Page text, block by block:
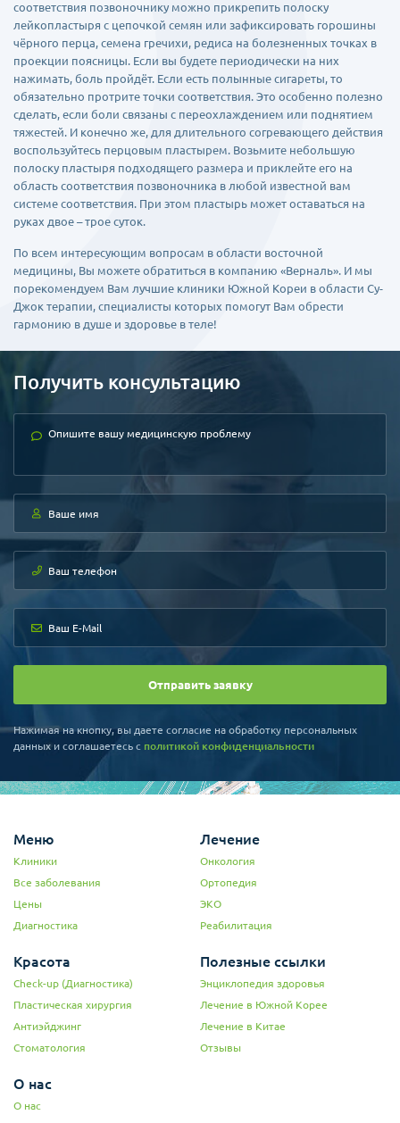
соответствия позвоночнику можно прикрепить полоску
лейкопластыря с цепочкой семян или зафиксировать горошины
чёрного перца, семена гречихи, редиса на болезненных точках в
проекции поясницы. Если вы будете периодически на них
нажимать, боль пройдёт. Если есть полынные сигареты, то
обязательно протрите точки соответствия. Это особенно полезно
сделать, если боли связаны с переохлаждением или поднятием
тяжестей. И конечно же, для длительного согревающего действия
воспользуйтесь перцовым пластырем. Возьмите небольшую
полоску пластыря подходящего размера и приклейте его на
область соответствия позвоночника в любой известной вам
системе соответствия. При этом пластырь может оставаться на
руках двое – трое суток.
По всем интересующим вопросам в области восточной
медицины, Вы можете обратиться в компанию «Верналь». И мы
порекомендуем Вам лучшие клиники Южной Кореи в области Су-
Джок терапии, специалисты которых помогут Вам обрести
гармонию в душе и здоровье в теле!
Получить консультацию
Отправить заявку
Нажимая на кнопку, вы даете согласие на обработку персональных
данных и соглашаетесь c политикой конфиденциальности
Меню
Клиники
Все заболевания
Цены
Диагностика
Лечение
Онкология
Ортопедия
ЭКО
Реабилитация
Красота
Check-up (Диагностика)
Пластическая хирургия
Антиэйджинг
Стоматология
Полезные ссылки
Энциклопедия здоровья
Лечение в Южной Корее
Лечение в Китае
Отзывы
О нас
О нас